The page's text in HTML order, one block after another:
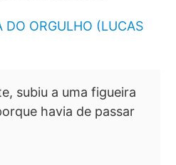
DO ORGULHO (LUCAS
subiu a uma figueira
havia de passar